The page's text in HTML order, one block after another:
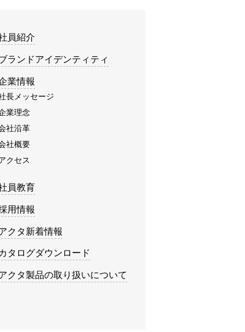
員紹介
ランドアイデンティティ
業情報
長メッセージ
業理念
社沿革
社概要
クセス
員教育
用情報
クタ新着情報
カタログダウンロード
クタ製品の取り扱いについて